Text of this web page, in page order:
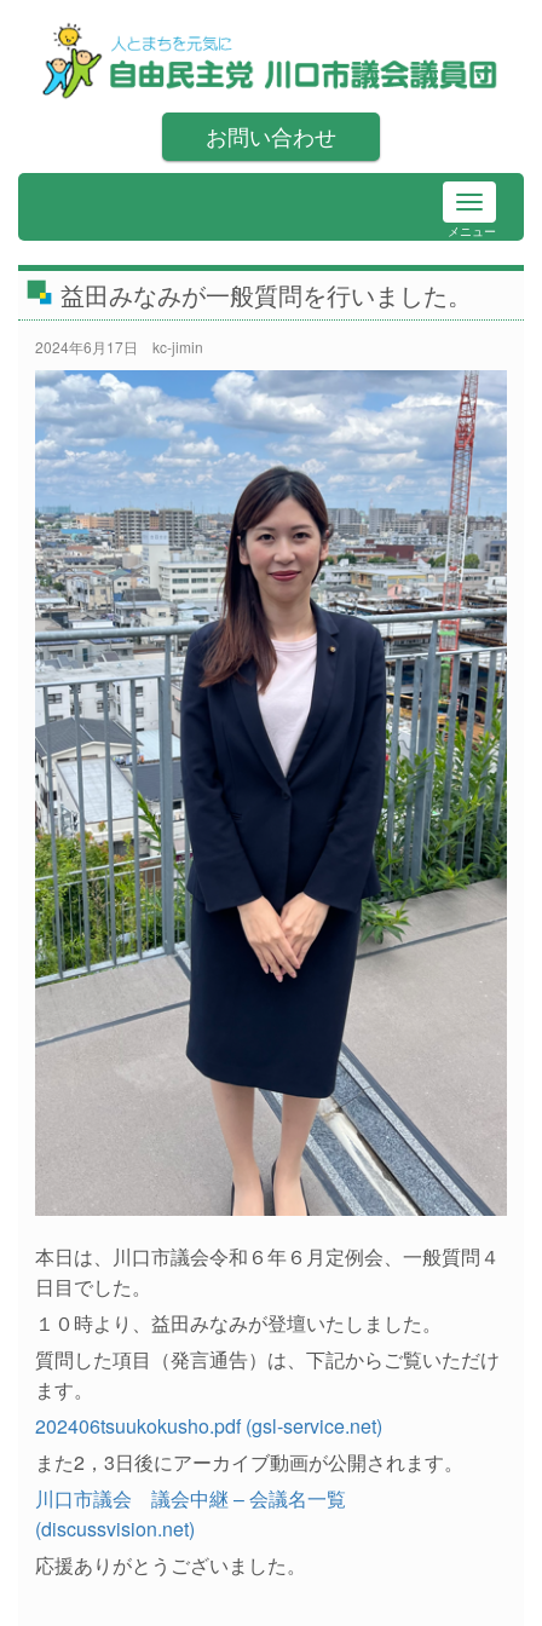
お問い合わせ
メニュー
益田みなみが一般質問を行いました。
2024年6月17日 kc-jimin
本日は、川口市議会令和６年６月定例会、一般質問４
日目でした。
１０時より、益田みなみが登壇いたしました。
質問した項目（発言通告）は、下記からご覧いただけ
ます。
202406tsuukokusho.pdf (gsl-service.net)
また2，3日後にアーカイブ動画が公開されます。
川口市議会 議会中継 – 会議名一覧
(discussvision.net)
応援ありがとうございました。